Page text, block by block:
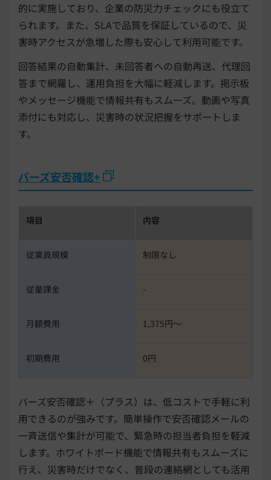
的に実施しており、企業の防災力チェックにも役立て
られます。また、SLAで品質を保証しているので、災
害時アクセスが急増した際も安心して利用可能です。
回答結果の自動集計、未回答者への自動再送、代理回
答まで網羅し、運用負担を大幅に軽減します。掲示板
やメッセージ機能で情報共有もスムーズ。動画や写真
添付にも対応し、災害時の状況把握をサポートしま
す。
バーズ安否確認+
項目 内容
従業員規模 制限なし
従量課金 -
月額費用 1,375円〜
初期費用 0円
バーズ安否確認＋（プラス）は、低コストで手軽に利
用できるのが強みです。簡単操作で安否確認メールの
一斉送信や集計が可能で、緊急時の担当者負担を軽減
します。ホワイトボード機能で情報共有もスムーズに
行え、災害時だけでなく、普段の連絡網としても活用